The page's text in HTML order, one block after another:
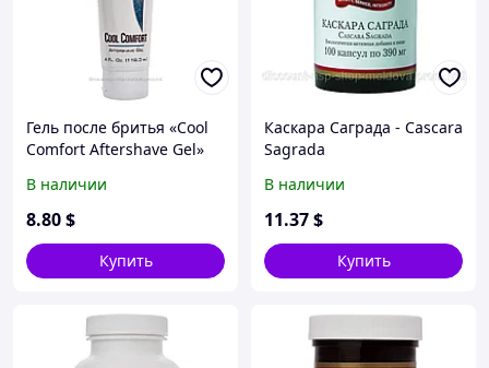
Гель после бритья «Cool
Comfort Aftershave Gel»
В наличии
8.80$
Купить
Каскара Саграда - Casсara
Sagrada
В наличии
11.37$
Купить